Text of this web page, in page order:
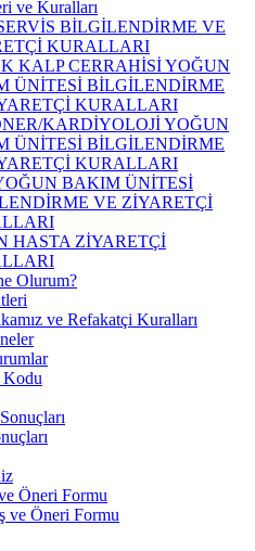
ve Kuralları
BİLGİLENDİRME VE
KURALLARI
KALP CERRAHİSİ YOĞUN
ÜNİTESİ BİLGİLENDİRME
KURALLARI
KARDİYOLOJİ YOĞUN
ÜNİTESİ BİLGİLENDİRME
KURALLARI
BAKIM ÜNİTESİ
VE ZİYARETÇİ
HASTA ZİYARETÇİ
Olurum?
ve Refakatçi Kuralları
Kodu
Öneri Formu
ve Öneri Formu